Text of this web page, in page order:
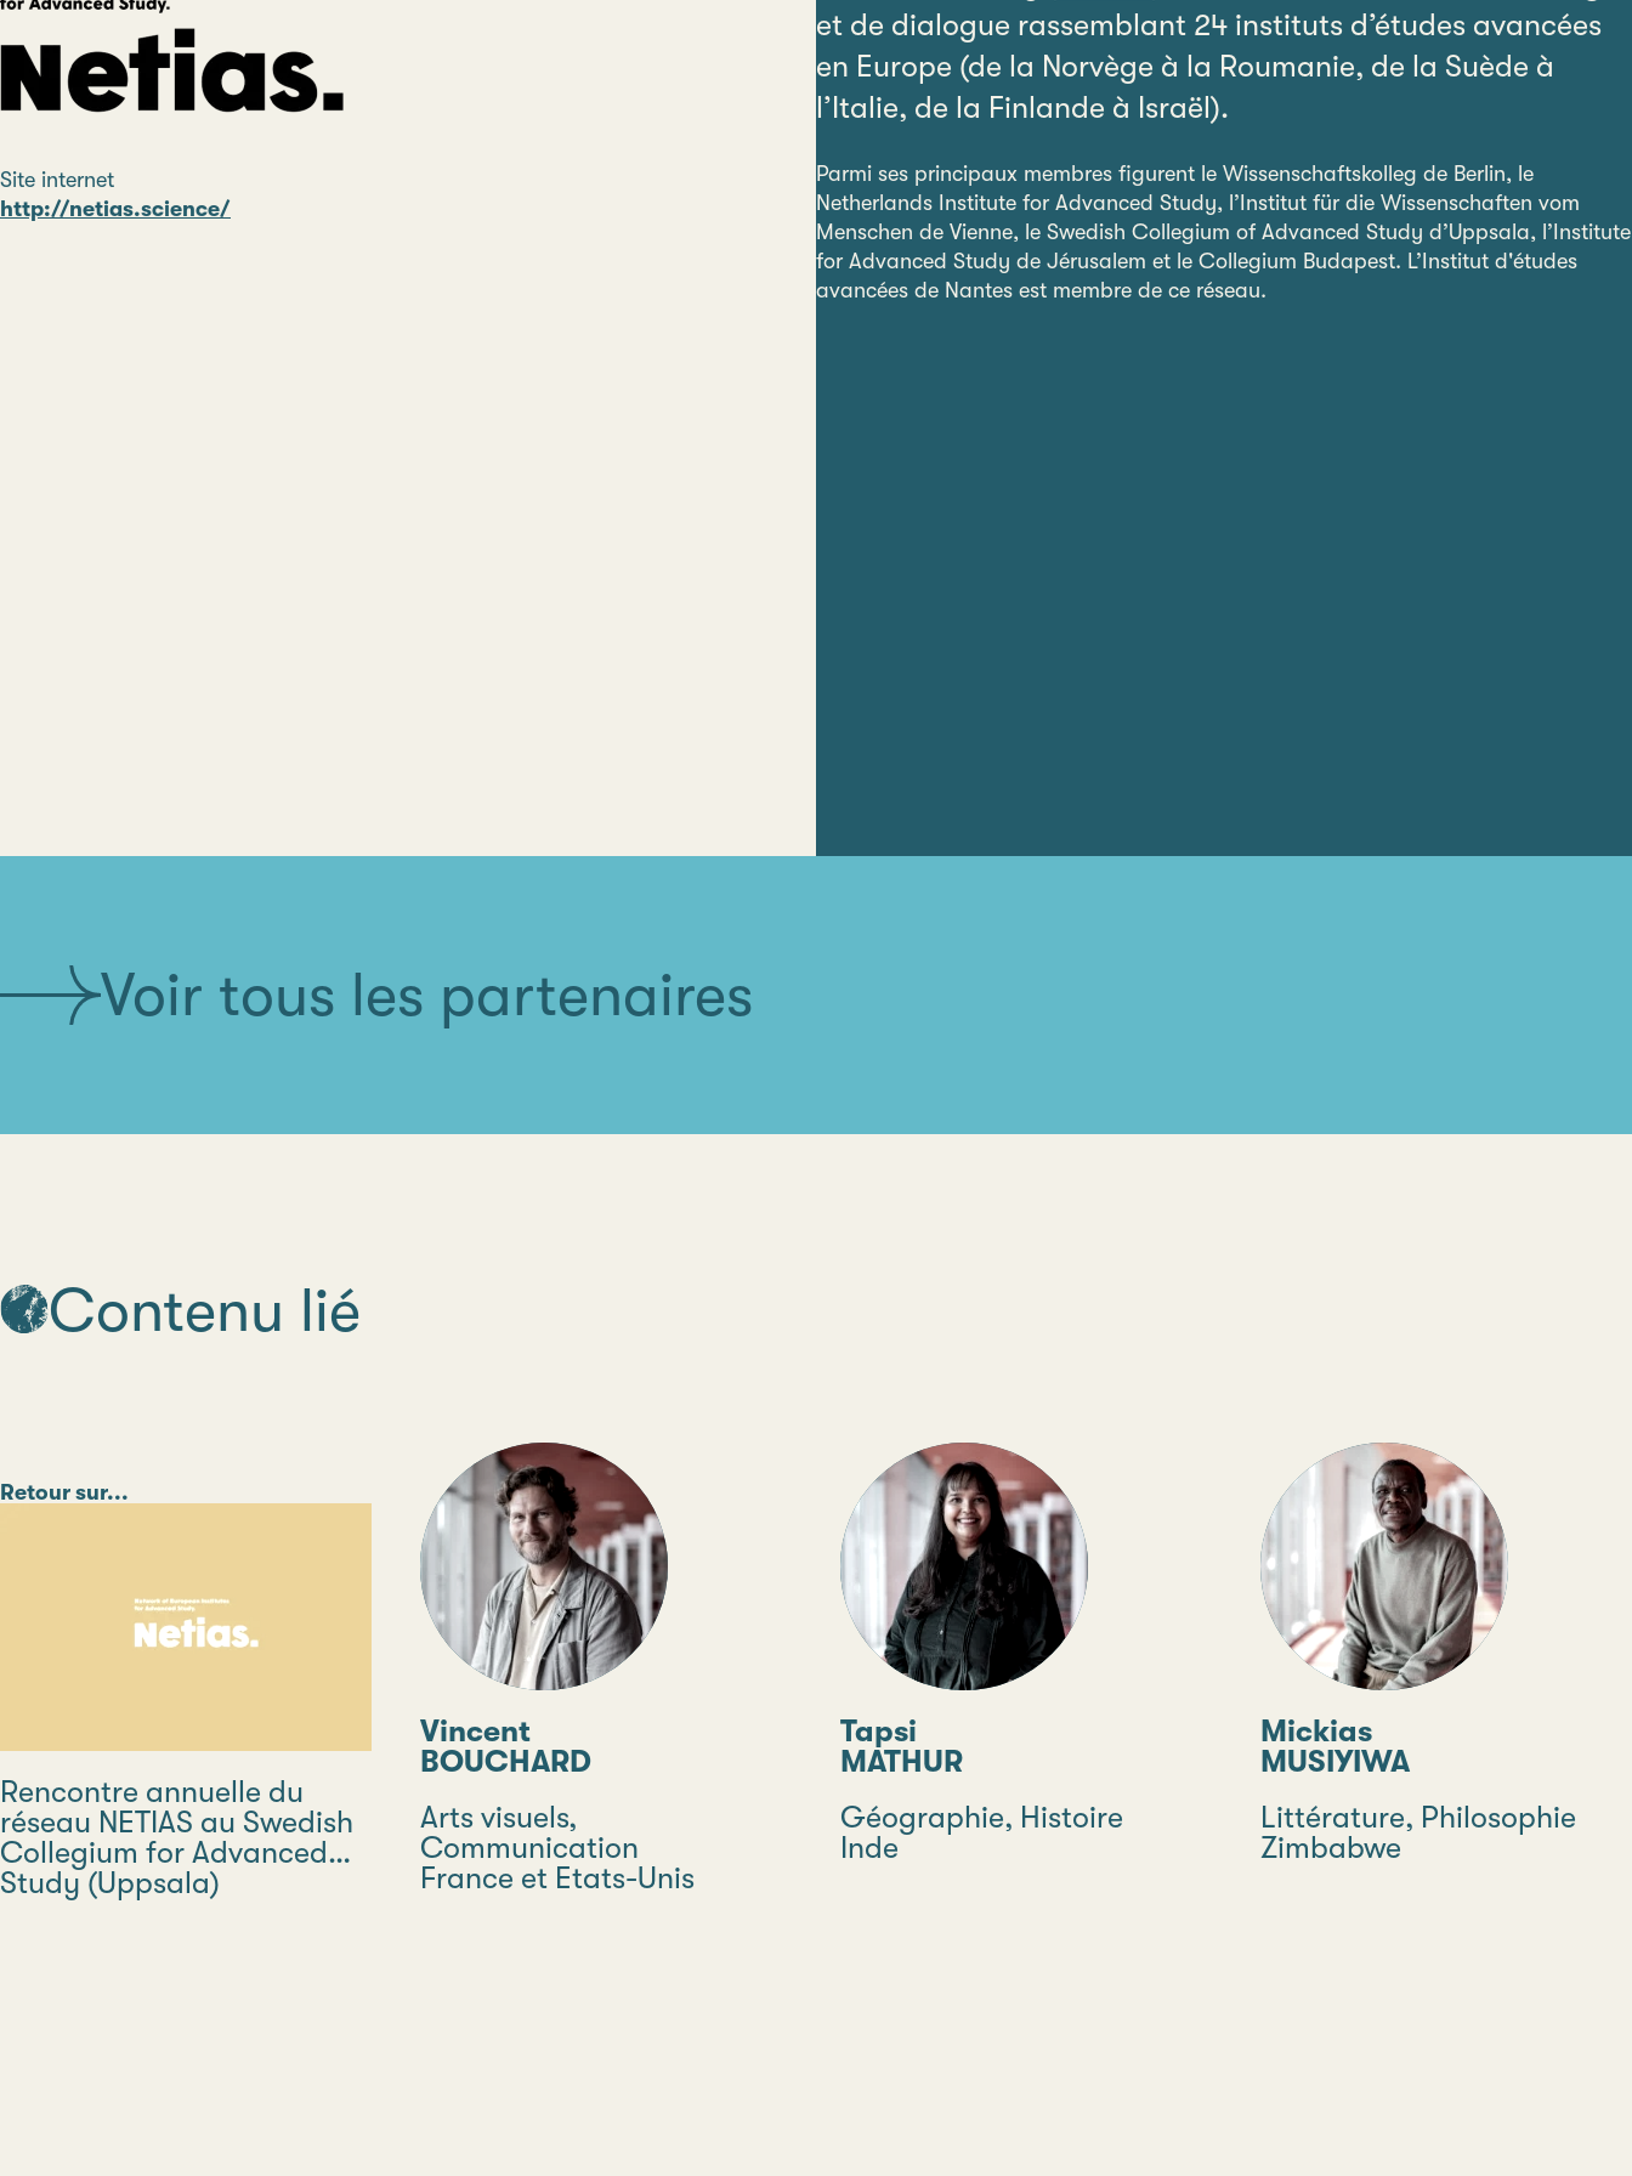
Site internet
http://netias.science/
et de dialogue rassemblant 24 instituts d’études avancées
en Europe (de la Norvège à la Roumanie, de la Suède à
l’Italie, de la Finlande à Israël).
Parmi ses principaux membres figurent le Wissenschaftskolleg de Berlin, le
Netherlands Institute for Advanced Study, l’Institut für die Wissenschaften vom
Menschen de Vienne, le Swedish Collegium of Advanced Study d’Uppsala, l’Institute
for Advanced Study de Jérusalem et le Collegium Budapest. L’Institut d'études
avancées de Nantes est membre de ce réseau.
Voir tous les partenaires
Contenu lié
Catégorie
Retour sur...
Rencontre annuelle du
réseau NETIAS au Swedish
Collegium for Advanced
Study (Uppsala)
Vincent
BOUCHARD
Discipline
Arts visuels,
Communication
Pays
France et Etats-Unis
Tapsi
MATHUR
Discipline
Géographie, Histoire
Pays
Inde
Mickias
MUSIYIWA
Discipline
Littérature, Philosophie
Pays
Zimbabwe